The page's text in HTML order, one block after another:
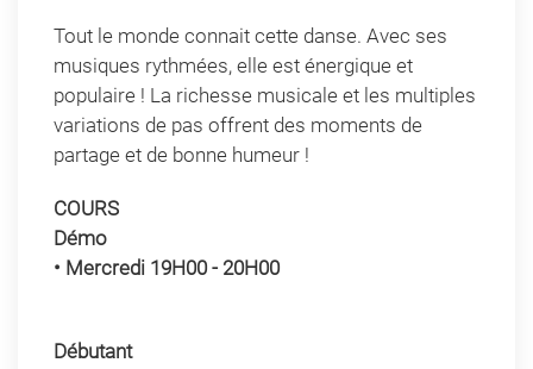
Tout le monde connait cette danse. Avec ses
musiques rythmées, elle est énergique et
populaire ! La richesse musicale et les multiples
variations de pas offrent des moments de
partage et de bonne humeur !
COURS
Démo
• Mercredi 19H00 - 20H00
Débutant